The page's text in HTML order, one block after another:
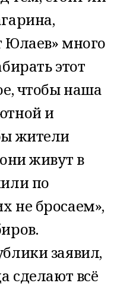
Юлаев» много
этот
чтобы наша
и
жители
живут в
по
не бросаем»,
заявил,
сделают всё